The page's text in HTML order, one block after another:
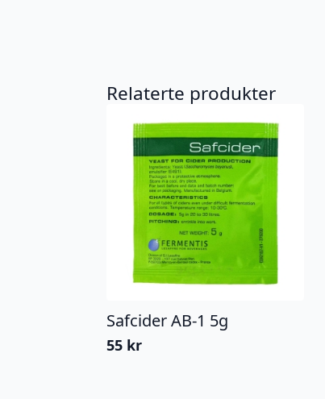
Relaterte produkter
Safcider AB-1 5g
55 kr